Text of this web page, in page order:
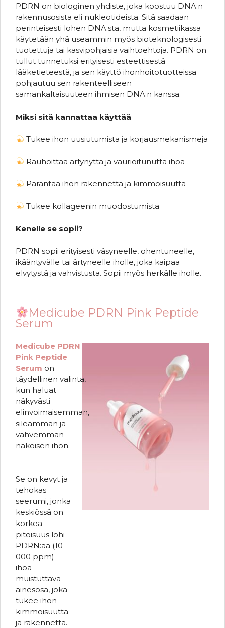
PDRN on biologinen yhdiste, joka koostuu DNA:n
rakennusosista eli nukleotideista. Sitä saadaan
perinteisesti lohen DNA:sta, mutta kosmetiikassa
käytetään yhä useammin myös bioteknologisesti
tuotettuja tai kasvipohjaisia vaihtoehtoja. PDRN on
tullut tunnetuksi erityisesti esteettisestä
lääketieteestä, ja sen käyttö ihonhoitotuotteissa
pohjautuu sen rakenteelliseen
samankaltaisuuteen ihmisen DNA:n kanssa.
Miksi sitä kannattaa käyttää
Tukee ihon uusiutumista ja korjausmekanismeja
Rauhoittaa ärtynyttä ja vaurioitunutta ihoa
Parantaa ihon rakennetta ja kimmoisuutta
Tukee kollageenin muodostumista
Kenelle se sopii?
PDRN sopii erityisesti väsyneelle, ohentuneelle,
ikääntyvälle tai ärtyneelle iholle, joka kaipaa
elvytystä ja vahvistusta. Sopii myös herkälle iholle.
Medicube PDRN Pink Peptide
Serum
Medicube PDRN
Pink Peptide
Serum on
täydellinen valinta,
kun haluat
näkyvästi
elinvoimaisemman,
sileämmän ja
vahvemman
näköisen ihon.
Se on kevyt ja
tehokas
seerumi, jonka
keskiössä on
korkea
pitoisuus lohi-
PDRN:ää (10
000 ppm) –
ihoa
muistuttava
ainesosa, joka
tukee ihon
kimmoisuutta
ja rakennetta.